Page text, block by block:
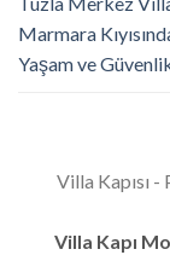
Marmara
Yaşam ve
Villa Kapısı
Villa Kapı